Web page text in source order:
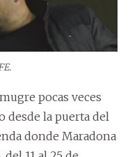
pocas veces
desde la puerta del
donde Maradona